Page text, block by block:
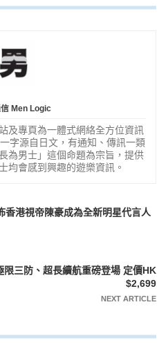
Men Logic
及專頁為一體式網絡全方位資訊
字源自日文，有通知、傳訊一類
為男士」這個命題為宗旨，提供
均會感到興趣的遊樂資訊。
香港視帝陳豪成為全新明星代言人
三防、超長續航重磅登場 定價HK
$2,699
NEXT ARTICLE